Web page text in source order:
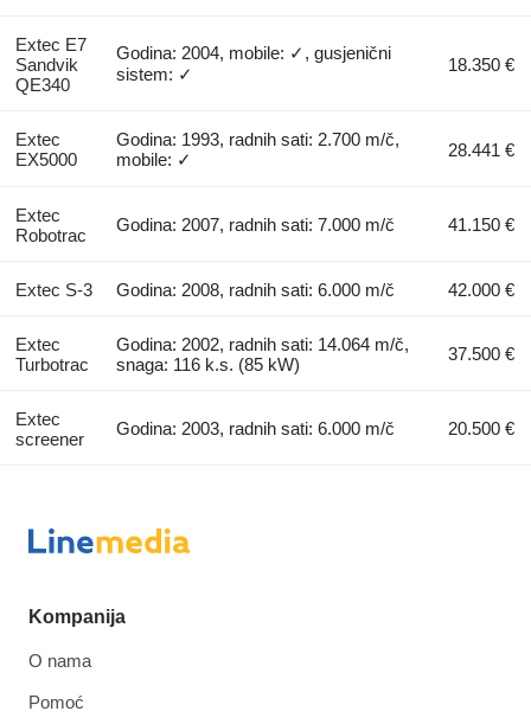
Extec E7
Sandvik
QE340
Godina: 2004, mobile: ✓, gusjenični
sistem: ✓
18.350 €
Extec
EX5000
Godina: 1993, radnih sati: 2.700 m/č,
mobile: ✓
28.441 €
Extec
Robotrac
Godina: 2007, radnih sati: 7.000 m/č 41.150 €
Extec S-3 Godina: 2008, radnih sati: 6.000 m/č 42.000 €
Extec
Turbotrac
Godina: 2002, radnih sati: 14.064 m/č,
snaga: 116 k.s. (85 kW)
37.500 €
Extec
screener
Godina: 2003, radnih sati: 6.000 m/č 20.500 €
Kompanija
O nama
Pomoć